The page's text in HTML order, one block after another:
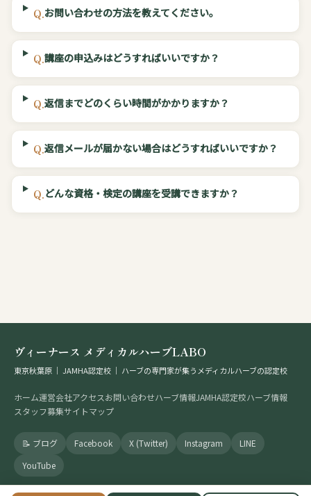
Q.お問い合わせの方法を教えてください。
Q.講座の申込みはどうすればいいですか？
Q.返信までどのくらい時間がかかりますか？
Q.返信メールが届かない場合はどうすればいいですか？
Q.どんな資格・検定の講座を受講できますか？
ヴィーナース メディカルハーブLABO
東京秋葉原 ｜ JAMHA認定校 ｜ ハーブの専門家が集うメディカルハーブの認定校
ホーム運営会社アクセスお問い合わせハーブ情報JAMHA認定校ハーブ情報
スタッフ募集サイトマップ
📝 ブログ Facebook X (Twitter) Instagram
LINE
YouTube